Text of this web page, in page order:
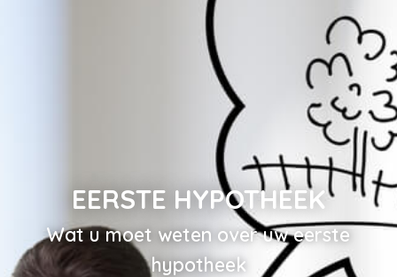
EERSTE HYPOTHEEK
Wat u moet weten over uw eerste
hypotheek